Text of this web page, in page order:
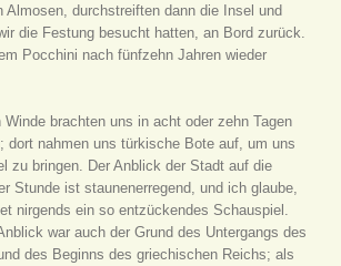
Almosen, durchstreiften dann die Insel und
die Festung besucht hatten, an Bord zurück.
Pocchini nach fünfzehn Jahren wieder
brachten uns in acht oder zehn Tagen
dort nahmen uns türkische Bote auf, um uns
zu bringen. Der Anblick der Stadt auf die
Stunde ist staunenerregend, und ich glaube,
nirgends ein so entzückendes Schauspiel.
war auch der Grund des Untergangs des
des Beginns des griechischen Reichs; als